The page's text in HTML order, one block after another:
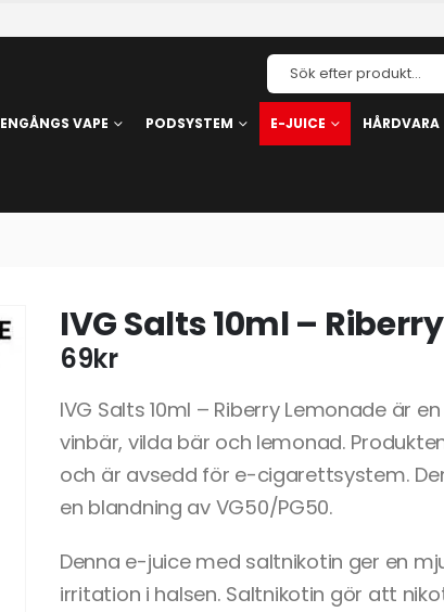
ENGÅNGS VAPE PODSYSTEM E-JUICE HÅRDVARA
IVG Salts 10ml –
69kr
IVG Salts 10ml – Riberry Lemonade är
vinbär, vilda bär och lemonad.
och är avsedd för e-cigarettsystem.
en blandning av VG50/PG50.
Denna e-juice med saltnikotin ger en
irritation i halsen. Saltnikotin gör att